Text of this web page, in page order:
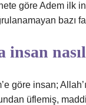
göre Adem ilk
bazı
göre insan;
üflemiş,